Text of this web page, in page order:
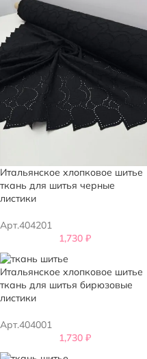
Итальянское хлопковое шитье
ткань для шитья черные
листики
Арт.404201
1,730 ₽
Итальянское хлопковое шитье
ткань для шитья бирюзовые
листики
Арт.404001
1,730 ₽